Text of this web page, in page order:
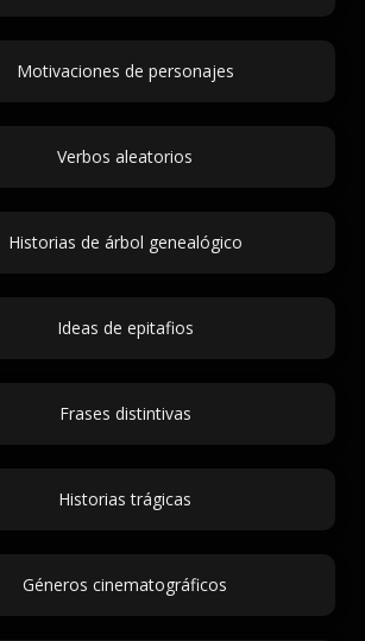
Motivaciones de personajes
Verbos aleatorios
Historias de árbol genealógico
Ideas de epitafios
Frases distintivas
Historias trágicas
Géneros cinematográficos